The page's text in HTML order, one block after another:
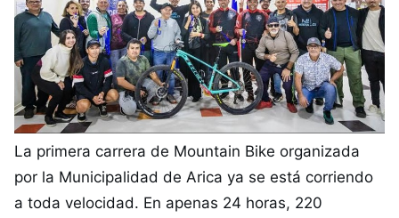
La primera carrera de Mountain Bike organizada
por la Municipalidad de Arica ya se está corriendo
a toda velocidad. En apenas 24 horas, 220